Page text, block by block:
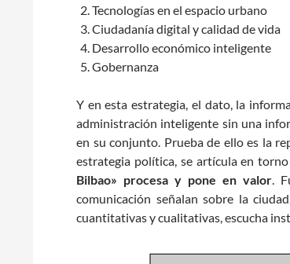
Tecnologías en el espacio urbano
Ciudadanía digital y calidad de vida
Desarrollo económico inteligente
Gobernanza
Y en esta estrategia, el dato, la
administración inteligente sin una
en su conjunto. Prueba de ello es la
estrategia política, se artícula en
Bilbao» procesa y pone en valor.
comunicación señalan sobre la
cuantitativas y cualitativas, escucha